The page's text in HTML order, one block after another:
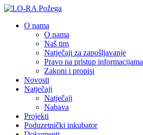
O nama
O nama
Naš tim
Natječaji za zapošljavanje
Pravo na pristup informacijama
Zakoni i propisi
Novosti
Natječaji
Natječaji
Nabava
Projekti
Poduzetnički inkubator